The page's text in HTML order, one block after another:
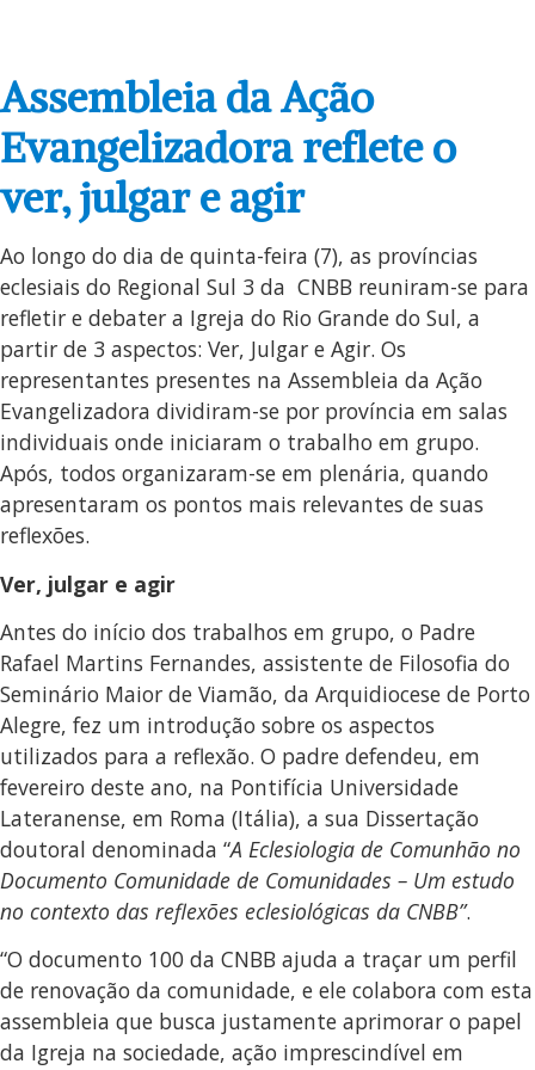
Assembleia da Ação
Evangelizadora reflete o
ver, julgar e agir
Ao longo do dia de quinta-feira (7), as províncias
eclesiais do Regional Sul 3 da CNBB reuniram-se para
refletir e debater a Igreja do Rio Grande do Sul, a
partir de 3 aspectos: Ver, Julgar e Agir. Os
representantes presentes na Assembleia da Ação
Evangelizadora dividiram-se por província em salas
individuais onde iniciaram o trabalho em grupo.
Após, todos organizaram-se em plenária, quando
apresentaram os pontos mais relevantes de suas
reflexões.
Ver, julgar e agir
Antes do início dos trabalhos em grupo, o Padre
Rafael Martins Fernandes, assistente de Filosofia do
Seminário Maior de Viamão, da Arquidiocese de Porto
Alegre, fez um introdução sobre os aspectos
utilizados para a reflexão. O padre defendeu, em
fevereiro deste ano, na Pontifícia Universidade
Lateranense, em Roma (Itália), a sua Dissertação
doutoral denominada “A Eclesiologia de Comunhão no
Documento Comunidade de Comunidades – Um estudo
no contexto das reflexões eclesiológicas da CNBB”.
“O documento 100 da CNBB ajuda a traçar um perfil
de renovação da comunidade, e ele colabora com esta
assembleia que busca justamente aprimorar o papel
da Igreja na sociedade, ação imprescindível em